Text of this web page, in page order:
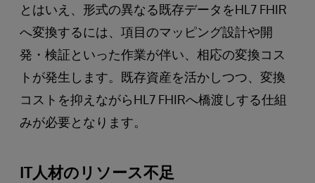
とはいえ、形式の異なる既存データをHL7 FHIR
へ変換するには、項目のマッピング設計や開
発・検証といった作業が伴い、相応の変換コス
トが発生します。既存資産を活かしつつ、変換
コストを抑えながらHL7 FHIRへ橋渡しする仕組
みが必要となります。
IT人材のリソース不足